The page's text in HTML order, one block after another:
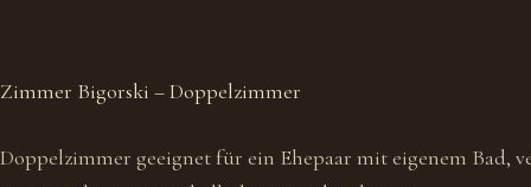
Zimmer Bigorski – Doppelzimmer
Doppelzimmer geeignet für ein Ehepaar mit eigenem Bad,